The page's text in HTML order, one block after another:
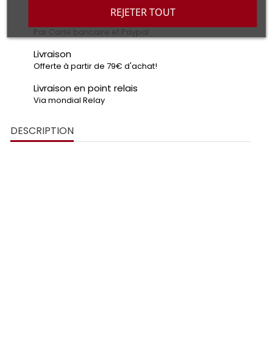
REJETER TOUT
Paiement sécurisé
Par Carte bancaire et Paypal
Livraison
Offerte à partir de 79€ d'achat!
Livraison en point relais
Via mondial Relay
DESCRIPTION